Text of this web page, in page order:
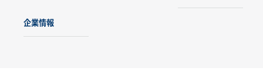
企業情報